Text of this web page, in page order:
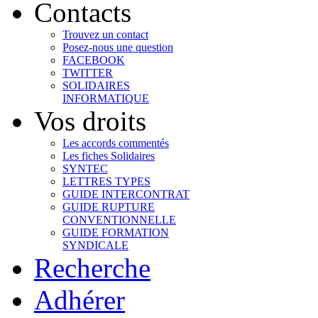
Contacts
Trouvez un contact
Posez-nous une question
FACEBOOK
TWITTER
SOLIDAIRES
INFORMATIQUE
Vos droits
Les accords commentés
Les fiches Solidaires
SYNTEC
LETTRES TYPES
GUIDE INTERCONTRAT
GUIDE RUPTURE
CONVENTIONNELLE
GUIDE FORMATION
SYNDICALE
Recherche
Adhérer